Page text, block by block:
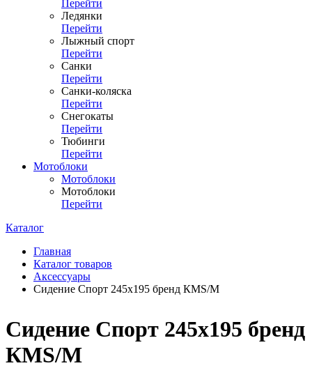
Перейти
Ледянки
Перейти
Лыжный спорт
Перейти
Санки
Перейти
Санки-коляска
Перейти
Снегокаты
Перейти
Тюбинги
Перейти
Мотоблоки
Мотоблоки
Мотоблоки
Перейти
Каталог
Главная
Каталог товаров
Аксессуары
Сидение Спорт 245х195 бренд КМS/M
Сидение Спорт 245х195 бренд
КМS/M